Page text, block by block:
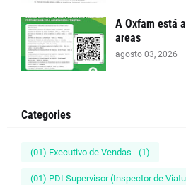
A Oxfam está
areas
agosto 03, 2026
Categories
(01) Executivo de Vendas (1)
(01) PDI Supervisor (Inspector de